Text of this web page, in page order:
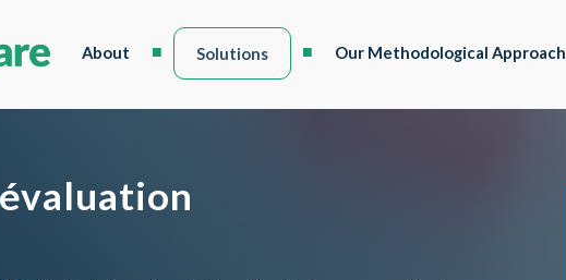
About Solutions Our Methodological Approach